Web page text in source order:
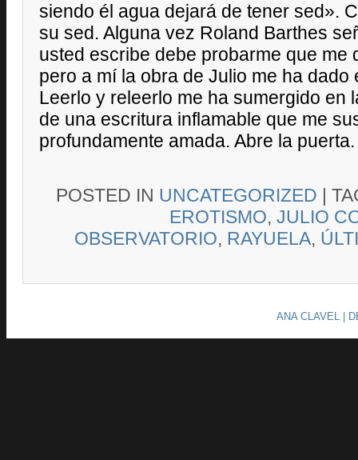
siendo él agua dejará de tener sed».
su sed. Alguna vez Roland Barthes
usted escribe debe probarme que me
pero a mí la obra de Julio me ha dado
Leerlo y releerlo me ha sumergido en
de una escritura inflamable que me
profundamente amada. Abre la
POSTED IN UNCATEGORIZED |
EROTISMO, JULIO
OBSERVATORIO, RAYUELA,
ANA CLAVEL |